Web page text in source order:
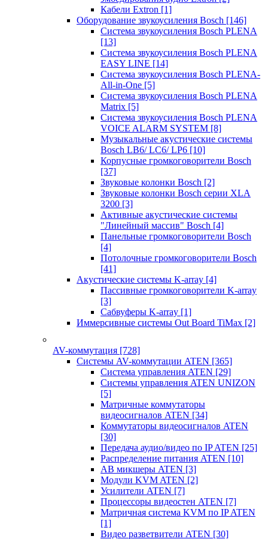
Кабели Extron [1]
Оборудование звукоусиления Bosch [146]
Система звукоусиления Bosch PLENA
[13]
Система звукоусиления Bosch PLENA
EASY LINE [14]
Система звукоусиления Bosch PLENA-
All-in-One [5]
Система звукоусиления Bosch PLENA
Matrix [5]
Система звукоусиления Bosch PLENA
VOICE ALARM SYSTEM [8]
Музыкальные акустические системы
Bosch LB6/ LC6/ LP6 [10]
Корпусные громкоговорители Bosch
[37]
Звуковые колонки Bosch [2]
Звуковые колонки Bosch серии XLA
3200 [3]
Активные акустические системы
"Линейный массив" Bosch [4]
Панельные громкоговорители Bosch
[4]
Потолочные громкоговорители Bosch
[41]
Акустические системы K-array [4]
Пассивные громкоговорители K-array
[3]
Сабвуферы K-array [1]
Иммерсивные системы Out Board TiMax [2]
AV-коммутация [728]
Системы AV-коммутации ATEN [365]
Система управления ATEN [29]
Системы управления ATEN UNIZON
[5]
Матричные коммутаторы
видеосигналов ATEN [34]
Коммутаторы видеосигналов ATEN
[30]
Передача аудио/видео по IP ATEN [25]
Распределение питания ATEN [10]
АВ микшеры ATEN [3]
Модули KVM ATEN [2]
Усилители ATEN [7]
Процессоры видеостен ATEN [7]
Матричная система KVM по IP ATEN
[1]
Видео разветвители ATEN [30]